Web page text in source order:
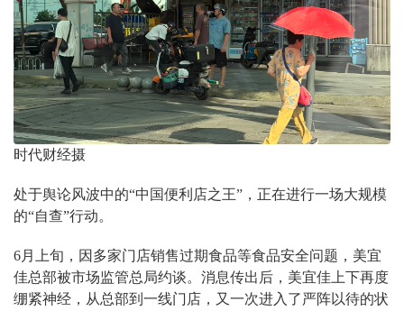
时代财经摄
处于舆论风波中的“中国便利店之王”，正在进行一场大规模
的“自查”行动。
6月上旬，因多家门店销售过期食品等食品安全问题，美宜
佳总部被市场监管总局约谈。消息传出后，美宜佳上下再度
绷紧神经，从总部到一线门店，又一次进入了严阵以待的状